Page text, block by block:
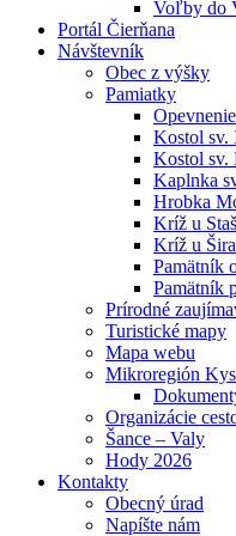
Voľby do
Portál Čierňana
Návštevník
Obec z výšky
Pamiatky
Kostol sv.
Kostol sv.
Kaplnka
Hrobka
Kríž u
Kríž u
Pamätník
Pamätník
Prírodné
Turistické mapy
Mapa webu
Mikroregión
Organizácie
Šance – Valy
Hody 2026
Kontakty
Obecný úrad
Napíšte nám